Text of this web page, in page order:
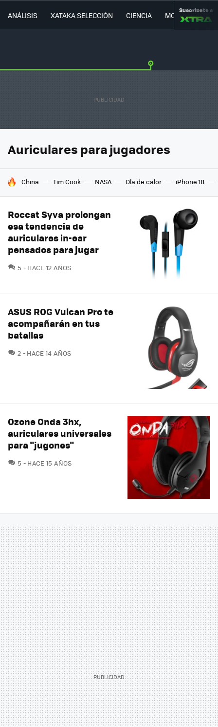
ANÁLISIS XATAKA SELECCIÓN CIENCIA MOVILIDAD
Suscríbete a
Auriculares para jugadores
HOY SE HABLA DE
China Tim Cook NASA Ola de calor iPhone 18
Roccat Syva prolongan
esa tendencia de
auriculares in-ear
pensados para jugar
5 COMENTARIOS
HACE 12 AÑOS
ASUS ROG Vulcan Pro te
acompañarán en tus
batallas
2 COMENTARIOS
HACE 14 AÑOS
Ozone Onda 3hx,
auriculares universales
para "jugones"
5 COMENTARIOS
HACE 15 AÑOS